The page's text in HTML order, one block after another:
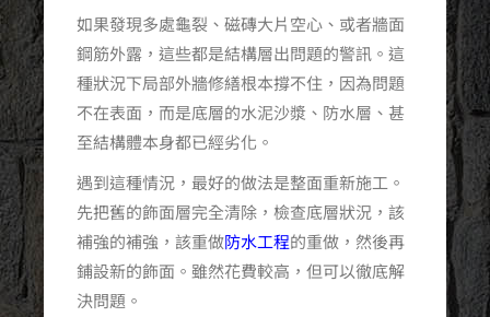
如果發現多處龜裂、磁磚大片空心、或者牆面
鋼筋外露，這些都是結構層出問題的警訊。這
種狀況下局部外牆修繕根本撐不住，因為問題
不在表面，而是底層的水泥沙漿、防水層、甚
至結構體本身都已經劣化。
遇到這種情況，最好的做法是整面重新施工。
先把舊的飾面層完全清除，檢查底層狀況，該
補強的補強，該重做防水工程的重做，然後再
鋪設新的飾面。雖然花費較高，但可以徹底解
決問題。